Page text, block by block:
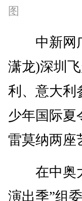
图
中新网广
潇龙)深圳
利、意大利
少年国际夏
雷莫纳两座
在中奥大
演出季”组